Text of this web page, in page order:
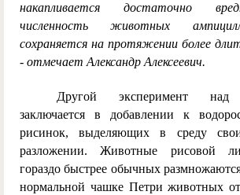
накапливается достаточно
численность животных
сохраняется на протяжении более
- отмечает Александр Алексеевич.
Другой эксперимент над
заключается в добавлении к
рисинок, выделяющих в среду
разложении. Животные рисовой
гораздо быстрее обычных
нормальной чашке Петри животных